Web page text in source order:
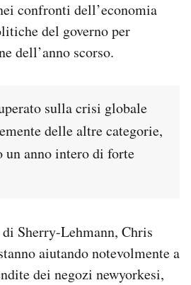
confronti dell’economia
del governo per
dell’anno scorso.
sulla crisi globale
delle altre categorie,
un anno intero di forte
Sherry-Lehmann, Chris
aiutando notevolmente a
dei negozi newyorkesi,